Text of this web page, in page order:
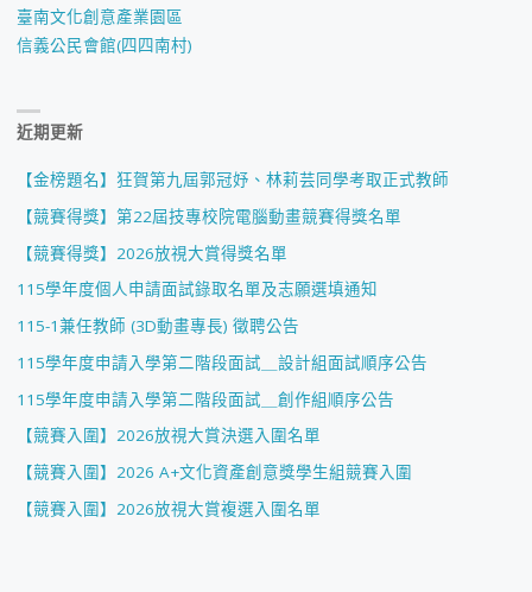
臺南文化創意產業園區
信義公民會館(四四南村)
近期更新
【金榜題名】狂賀第九屆郭冠妤、林莉芸同學考取正式教師
【競賽得獎】第22屆技專校院電腦動畫競賽得獎名單
【競賽得獎】2026放視大賞得獎名單
115學年度個人申請面試錄取名單及志願選填通知
115-1兼任教師 (3D動畫專長) 徵聘公告
115學年度申請入學第二階段面試＿設計組面試順序公告
115學年度申請入學第二階段面試＿創作組順序公告
【競賽入圍】2026放視大賞決選入圍名單
【競賽入圍】2026 A+文化資產創意獎學生組競賽入圍
【競賽入圍】2026放視大賞複選入圍名單